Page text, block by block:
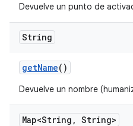
Devuelve un punto de
String
getName()
Devuelve un nombre
Map<String , String>